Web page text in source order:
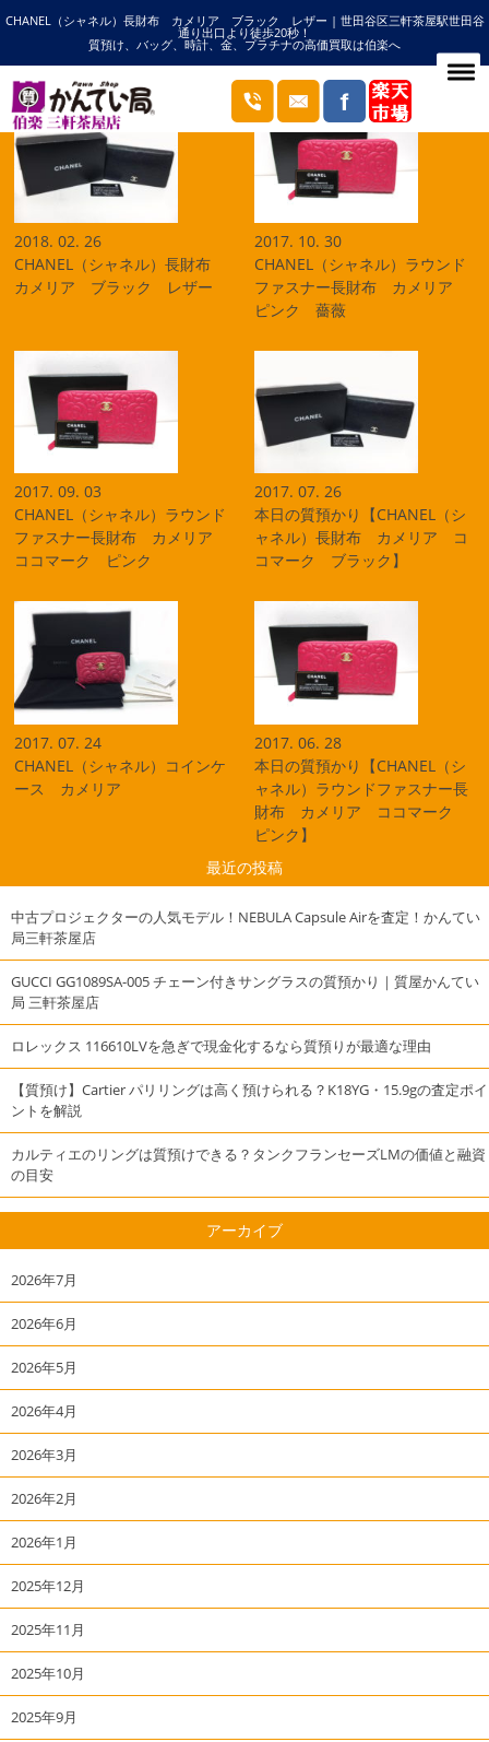
CHANEL（シャネル）長財布 カメリア ブラック レザー | 世田谷区三軒茶屋駅世田谷
通り出口より徒歩20秒！
質預け、バッグ、時計、金、プラチナの高価買取は伯楽へ
HOME カメリアの記事一覧
ブログ
2018. 02. 26
CHANEL（シャネル）長財布
カメリア ブラック レザー
2017. 10. 30
CHANEL（シャネル）ラウンド
ファスナー長財布 カメリア
ピンク 薔薇
2017. 09. 03
CHANEL（シャネル）ラウンド
ファスナー長財布 カメリア
ココマーク ピンク
2017. 07. 26
本日の質預かり【CHANEL（シ
ャネル）長財布 カメリア コ
コマーク ブラック】
2017. 07. 24
CHANEL（シャネル）コインケ
ース カメリア
2017. 06. 28
本日の質預かり【CHANEL（シ
ャネル）ラウンドファスナー長
財布 カメリア ココマーク
ピンク】
最近の投稿
中古プロジェクターの人気モデル！NEBULA Capsule Airを査定！かんてい
局三軒茶屋店
GUCCI GG1089SA-005 チェーン付きサングラスの質預かり｜質屋かんてい
局 三軒茶屋店
ロレックス 116610LVを急ぎで現金化するなら質預りが最適な理由
【質預け】Cartier パリリングは高く預けられる？K18YG・15.9gの査定ポイ
ントを解説
カルティエのリングは質預けできる？タンクフランセーズLMの価値と融資
の目安
アーカイブ
2026年7月
2026年6月
2026年5月
2026年4月
2026年3月
2026年2月
2026年1月
2025年12月
2025年11月
2025年10月
2025年9月